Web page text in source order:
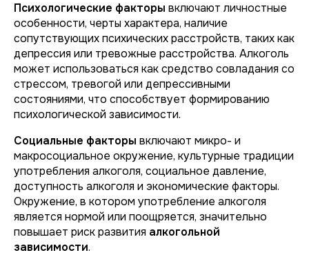
Психологические факторы включают личностные
особенности, черты характера, наличие
сопутствующих психических расстройств, таких как
депрессия или тревожные расстройства. Алкоголь
может использоваться как средство совладания со
стрессом, тревогой или депрессивными
состояниями, что способствует формированию
психологической зависимости.
Социальные факторы включают микро- и
макросоциальное окружение, культурные традиции
употребления алкоголя, социальное давление,
доступность алкоголя и экономические факторы.
Окружение, в котором употребление алкоголя
является нормой или поощряется, значительно
повышает риск развития алкогольной
зависимости.